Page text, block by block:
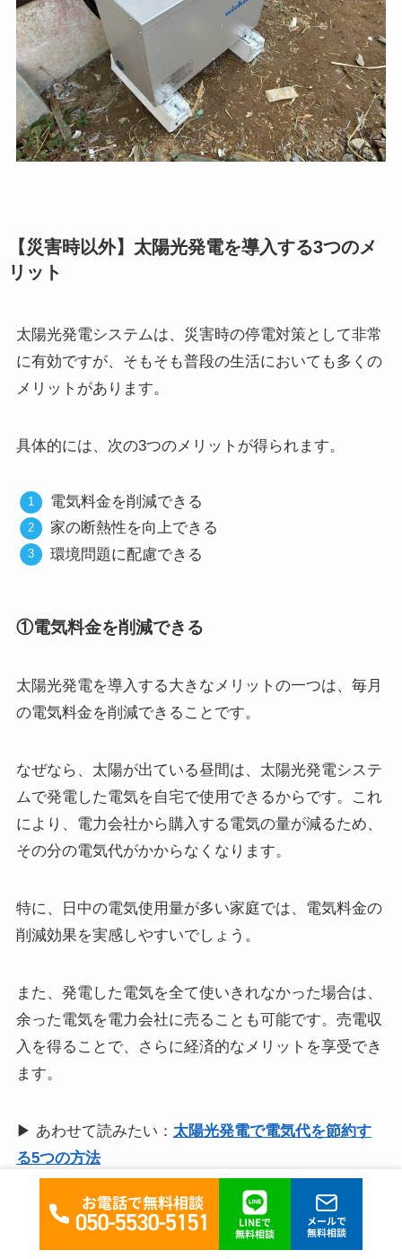
【災害時以外】太陽光発電を導入する3つのメ
リット
太陽光発電システムは、災害時の停電対策として非常
に有効ですが、そもそも普段の生活においても多くの
メリットがあります。
具体的には、次の3つのメリットが得られます。
電気料金を削減できる
家の断熱性を向上できる
環境問題に配慮できる
①電気料金を削減できる
太陽光発電を導入する大きなメリットの一つは、毎月
の電気料金を削減できることです。
なぜなら、太陽が出ている昼間は、太陽光発電システ
ムで発電した電気を自宅で使用できるからです。これ
により、電力会社から購入する電気の量が減るため、
その分の電気代がかからなくなります。
特に、日中の電気使用量が多い家庭では、電気料金の
削減効果を実感しやすいでしょう。
また、発電した電気を全て使いきれなかった場合は、
余った電気を電力会社に売ることも可能です。売電収
入を得ることで、さらに経済的なメリットを享受でき
ます。
▶ あわせて読みたい： 太陽光発電で電気代を節約す
る5つの方法
②家の断熱性を向上できる